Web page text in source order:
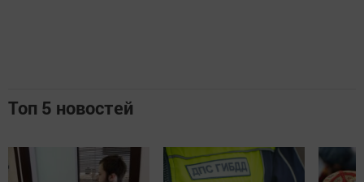
Топ 5 новостей